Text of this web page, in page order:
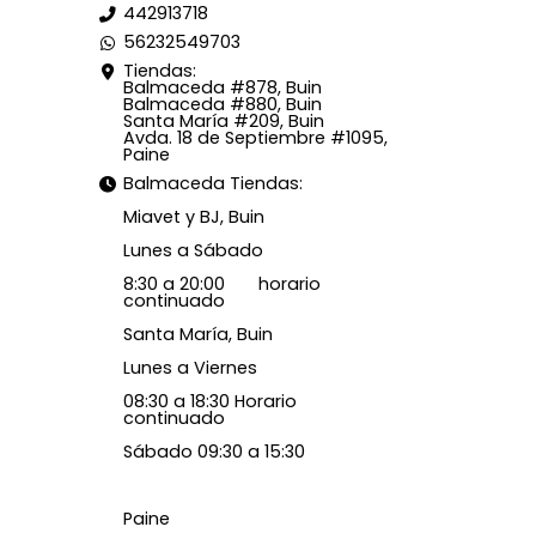
442913718
56232549703
Tiendas:
Balmaceda #878, Buin
Balmaceda #880, Buin
Santa María #209, Buin
Avda. 18 de Septiembre #1095,
Paine
Balmaceda Tiendas:
Miavet y BJ, Buin
Lunes a Sábado
8:30 a 20:00 horario
continuado
Santa María, Buin
Lunes a Viernes
08:30 a 18:30 Horario
continuado
Sábado 09:30 a 15:30
Paine